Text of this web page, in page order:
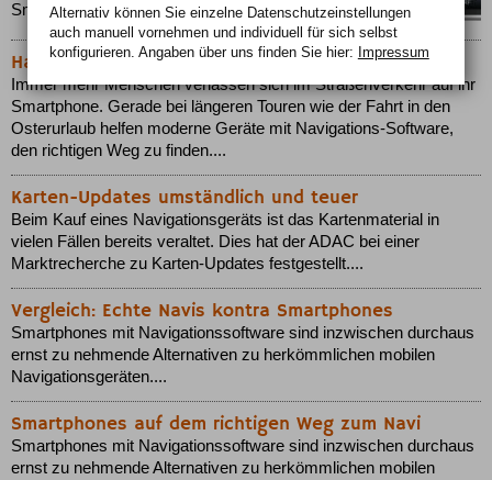
Smartphones im Mobilfunknetz der Telekom....
Handy-Navigation boomt wie nie zuvor
Immer mehr Menschen verlassen sich im Straßenverkehr auf ihr
Smartphone. Gerade bei längeren Touren wie der Fahrt in den
Osterurlaub helfen moderne Geräte mit Navigations-Software,
den richtigen Weg zu finden....
Karten-Updates umständlich und teuer
Beim Kauf eines Navigationsgeräts ist das Kartenmaterial in
vielen Fällen bereits veraltet. Dies hat der ADAC bei einer
Marktrecherche zu Karten-Updates festgestellt....
Vergleich: Echte Navis kontra Smartphones
Smartphones mit Navigationssoftware sind inzwischen durchaus
ernst zu nehmende Alternativen zu herkömmlichen mobilen
Navigationsgeräten....
Smartphones auf dem richtigen Weg zum Navi
Smartphones mit Navigationssoftware sind inzwischen durchaus
ernst zu nehmende Alternativen zu herkömmlichen mobilen
Alternativ können Sie einzelne Datenschutz­ein­stellungen
auch manuell vor­nehmen und indivi­duell für sich selbst
konfigurieren. Angaben über uns finden Sie hier: Impressum